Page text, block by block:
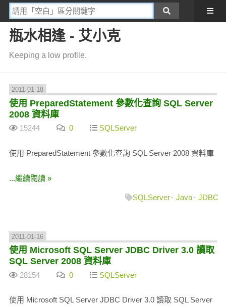
瓶水相逢 - 艾小克
Keeping a low profile.
2011-01-18
使用 PreparedStatement 參數化查詢 SQL Server
2008 資料庫
15244 0 SQLServer
使用 PreparedStatement 參數化查詢 SQL Server 2008 資料庫
...繼續閱讀 »
SQLServer Java JDBC
2011-01-16
使用 Microsoft SQL Server JDBC Driver 3.0 讀取
SQL Server 2008 資料庫
28154 0 SQLServer
使用 Microsoft SQL Server JDBC Driver 3.0 讀取 SQL Server